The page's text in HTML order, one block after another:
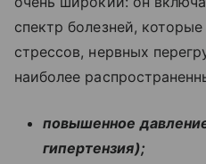
спектр болезней,
стрессов, нервных
наиболее
повышенное
гипертензия);